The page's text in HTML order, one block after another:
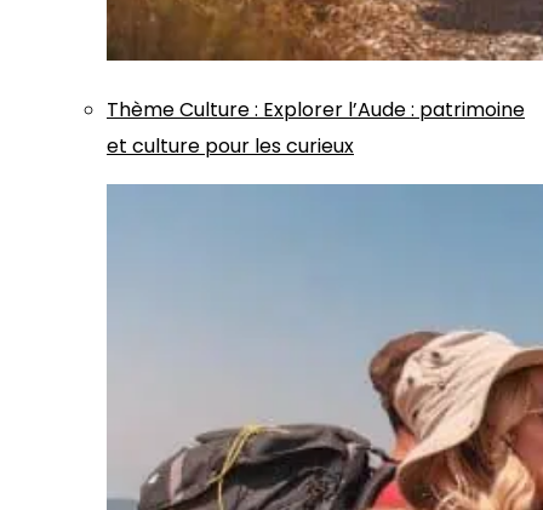
ThèmeCulture: Explorer l’Aude : patrimoine
et culture pour les curieux